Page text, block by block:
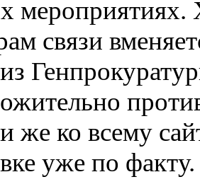
мероприятиях.
связи
же ко всему
уже по факту.